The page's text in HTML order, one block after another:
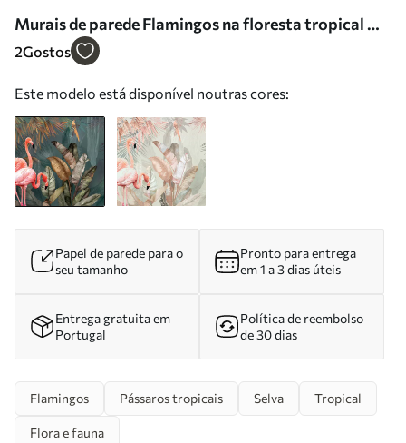
Murais de parede Flamingos na floresta tropical Nr.
u21344
2Gostos
Este modelo está disponível noutras cores:
Papel de parede para o
seu tamanho
Pronto para entrega
em 1 a 3 dias úteis
Entrega gratuita em
Portugal
Política de reembolso
de 30 dias
Flamingos Pássaros tropicais Selva Tropical
Flora e fauna